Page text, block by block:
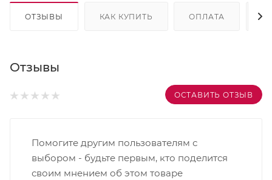
ОТЗЫВЫ КАК КУПИТЬ ОПЛАТА
Отзывы
ОСТАВИТЬ ОТЗЫВ
Помогите другим пользователям с
выбором - будьте первым, кто поделится
своим мнением об этом товаре